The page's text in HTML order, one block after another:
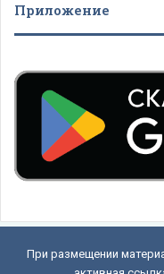
Приложение
При размещении